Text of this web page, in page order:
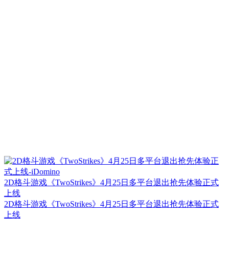
2D格斗游戏《TwoStrikes》4月25日多平台退出抢先体验正式
上线
2D格斗游戏《TwoStrikes》4月25日多平台退出抢先体验正式
上线